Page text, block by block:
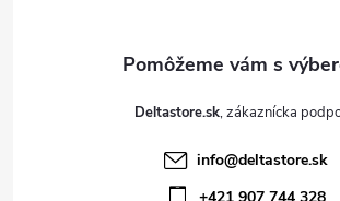
Deltastore.sk
info@deltastore.sk